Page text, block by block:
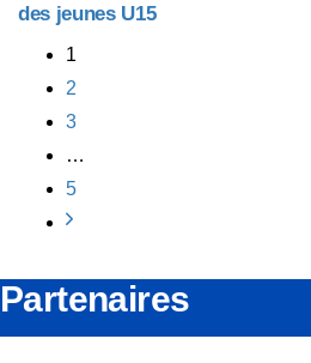
des jeunes U15
1
2
3
…
5
Partenaires